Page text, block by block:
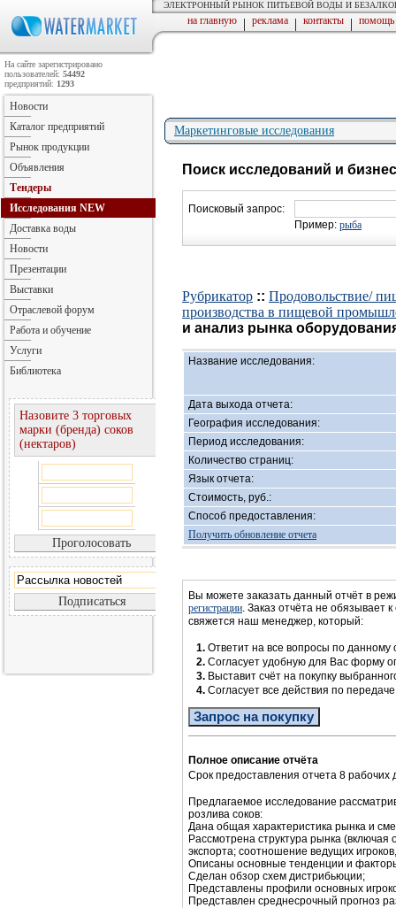
ЭЛЕКТРОННЫЙ РЫНОК ПИТЬЕВОЙ ВОДЫ И
на главную | реклама | контакты | помощь
Маркетинговые исследования
Поиск исследований и
Поисковый запрос:
Пример: рыба
Рубрикатор :: Продовольствие/
производства в пищевой
и анализ рынка
Название исследования:
Дата выхода отчета:
География исследования:
Период исследования:
Количество страниц:
Язык отчета:
Стоимость, руб.:
Способ предоставления:
Получить обновление отчета
Вы можете заказать данный отчёт в
регистрации. Заказ отчёта не обязывает
свяжется наш менеджер, который:
1. Ответит на все вопросы по данному
2. Согласует удобную для Вас форму
3. Выставит счёт на покупку
4. Согласует все действия по
Запрос на покупку
Полное описание отчёта
Срок предоставления отчета 8 рабочих
Предлагаемое исследование
розлива соков:
Дана общая характеристика рынка и
Рассмотрена структура рынка
экспорта; соотношение ведущих
Описаны основные тенденции и
Сделан обзор схем дистрибьюции;
Представлены профили основных
Представлен среднесрочный прогноз
На сайте зарегистрировано
пользователей: 54492
предприятий: 1293
Новости
Каталог предприятий
Рынок продукции
Объявления
Тендеры
Исследования NEW
Доставка воды
Новости
Презентации
Выставки
Отраслевой форум
Работа и обучение
Услуги
Библиотека
Назовите 3 торговых
марки (бренда) соков
(нектаров)